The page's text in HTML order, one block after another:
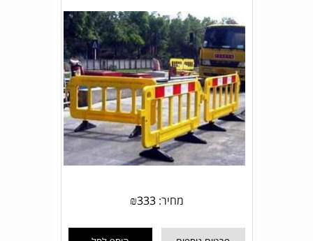
מחיר: ₪333